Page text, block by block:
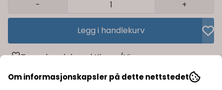
- +
Legg i handlekurv
Trygg handel med Klarna/Vipps
Rask levering av lagervarer
Om informasjonskapsler på dette nettstedet